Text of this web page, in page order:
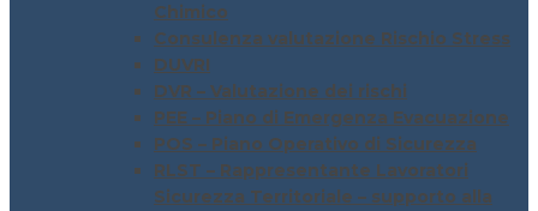
Chimico
Consulenza valutazione Rischio Stress
DUVRI
DVR – Valutazione dei rischi
PEE – Piano di Emergenza Evacuazione
POS – Piano Operativo di Sicurezza
RLST – Rappresentante Lavoratori
Sicurezza Territoriale – supporto alla